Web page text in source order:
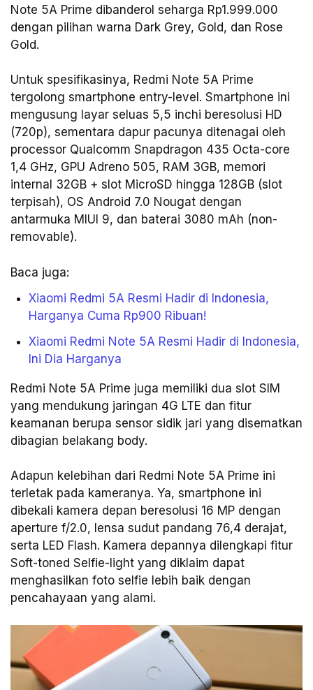
Note 5A Prime dibanderol seharga Rp1.999.000
dengan pilihan warna Dark Grey, Gold, dan Rose
Gold.
Untuk spesifikasinya, Redmi Note 5A Prime
tergolong smartphone entry-level. Smartphone ini
mengusung layar seluas 5,5 inchi beresolusi HD
(720p), sementara dapur pacunya ditenagai oleh
processor Qualcomm Snapdragon 435 Octa-core
1,4 GHz, GPU Adreno 505, RAM 3GB, memori
internal 32GB + slot MicroSD hingga 128GB (slot
terpisah), OS Android 7.0 Nougat dengan
antarmuka MIUI 9, dan baterai 3080 mAh (non-
removable).
Baca juga:
Xiaomi Redmi 5A Resmi Hadir di Indonesia,
Harganya Cuma Rp900 Ribuan!
Xiaomi Redmi Note 5A Resmi Hadir di Indonesia,
Ini Dia Harganya
Redmi Note 5A Prime juga memiliki dua slot SIM
yang mendukung jaringan 4G LTE dan fitur
keamanan berupa sensor sidik jari yang disematkan
dibagian belakang body.
Adapun kelebihan dari Redmi Note 5A Prime ini
terletak pada kameranya. Ya, smartphone ini
dibekali kamera depan beresolusi 16 MP dengan
aperture f/2.0, lensa sudut pandang 76,4 derajat,
serta LED Flash. Kamera depannya dilengkapi fitur
Soft-toned Selfie-light yang diklaim dapat
menghasilkan foto selfie lebih baik dengan
pencahayaan yang alami.